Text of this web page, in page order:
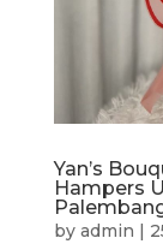
Yan’s
Hampers
by admin